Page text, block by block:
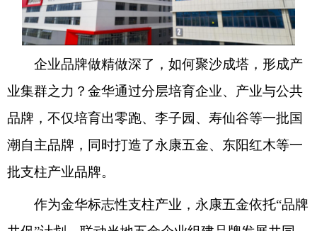
企业品牌做精做深了，如何聚沙成塔，形成产
业集群之力？金华通过分层培育企业、产业与公共
品牌，不仅培育出零跑、李子园、寿仙谷等一批国
潮自主品牌，同时打造了永康五金、东阳红木等一
批支柱产业品牌。
作为金华标志性支柱产业，永康五金依托“品牌